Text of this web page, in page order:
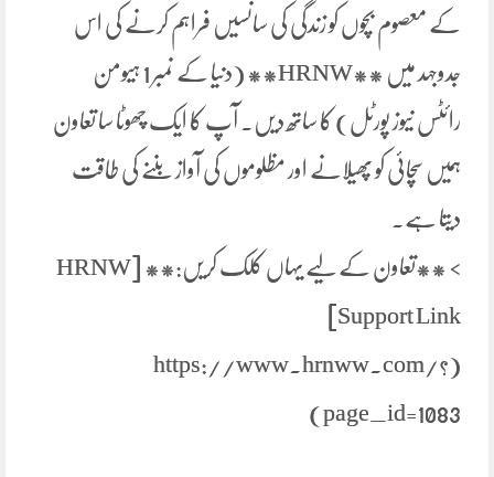
کے معصوم بچوں کو زندگی کی سانسیں فراہم کرنے کی اس
جدوجہد میں **HRNW** (دنیا کے نمبر 1 ہیومن
رائٹس نیوز پورٹل) کا ساتھ دیں۔ آپ کا ایک چھوٹا سا تعاون
ہمیں سچائی کو پھیلانے اور مظلوموں کی آواز بننے کی طاقت
دیتا ہے۔
> **تعاون کے لیے یہاں کلک کریں:** [HRNW
(https://www.hrnww.com/?
page_id=1083)